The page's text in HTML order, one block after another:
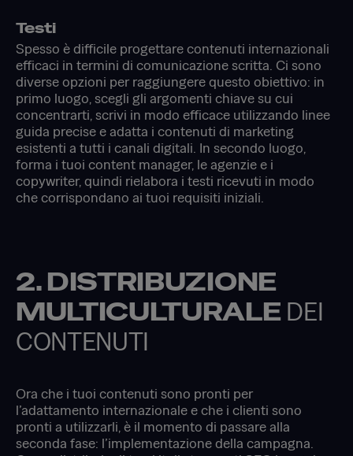
Testi
Spesso è difficile progettare contenuti internazionali
efficaci in termini di comunicazione scritta. Ci sono
diverse opzioni per raggiungere questo obiettivo: in
primo luogo, scegli gli argomenti chiave su cui
concentrarti, scrivi in modo efficace utilizzando linee
guida precise e adatta i contenuti di marketing
esistenti a tutti i canali digitali. In secondo luogo,
forma i tuoi content manager, le agenzie e i
copywriter, quindi rielabora i testi ricevuti in modo
che corrispondano ai tuoi requisiti iniziali.
2. DISTRIBUZIONE
MULTICULTURALEDEI
CONTENUTI
Ora che i tuoi contenuti sono pronti per
l’adattamento internazionale e che i clienti sono
pronti a utilizzarli, è il momento di passare alla
seconda fase: l’implementazione della campagna.